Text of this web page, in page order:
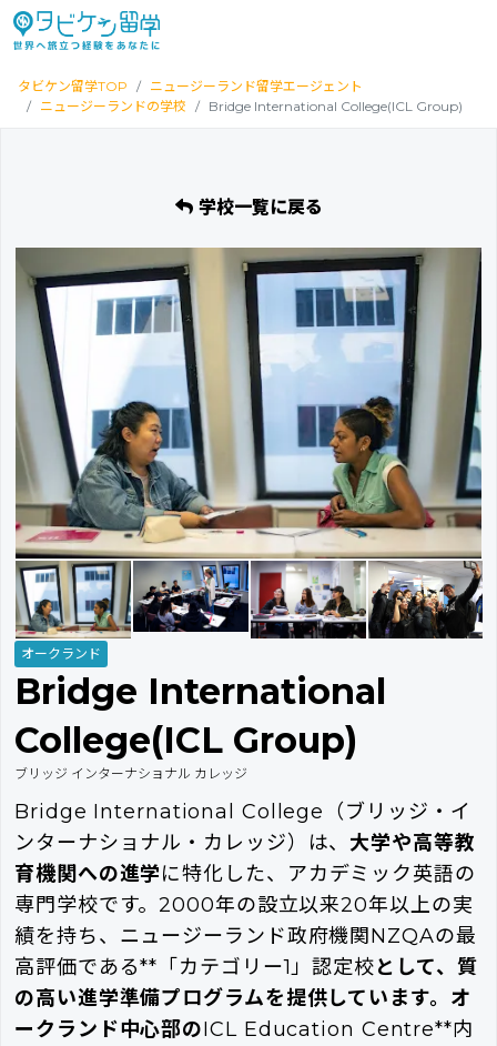
タビケン留学TOP
ニュージーランド留学エージェント
ニュージーランドの学校
Bridge International College(ICL Group)
学校一覧に戻る
オークランド
Bridge International
College(ICL Group)
ブリッジ インターナショナル カレッジ
Bridge International College（ブリッジ・イ
ンターナショナル・カレッジ）は、 大学や高等教
育機関への進学に特化した、アカデミック英語の
専門学校です。2000年の設立以来20年以上の実
績を持ち、ニュージーランド政府機関NZQAの最
高評価である**「カテゴリー1」認定校として、質
の高い進学準備プログラムを提供しています。オ
ークランド中心部のICL Education Centre**内